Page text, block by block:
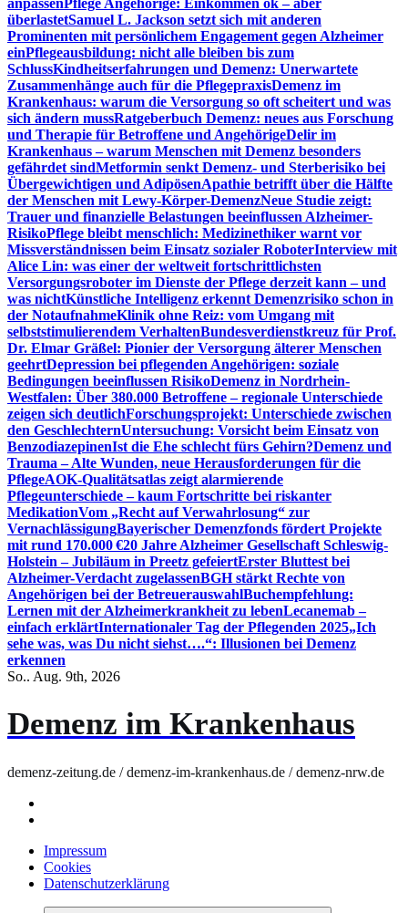
anpassenPflege Angehörige: Einkommen ok – aber
überlastetSamuel L. Jackson setzt sich mit anderen
Prominenten mit persönlichem Engagement gegen Alzheimer
einPflegeausbildung: nicht alle bleiben bis zum
SchlussKindheitserfahrungen und Demenz: Unerwartete
Zusammenhänge auch für die PflegepraxisDemenz im
Krankenhaus: warum die Versorgung so oft scheitert und was
sich ändern mussRatgeberbuch Demenz: neues aus Forschung
und Therapie für Betroffene und AngehörigeDelir im
Krankenhaus – warum Menschen mit Demenz besonders
gefährdet sindMetformin senkt Demenz- und Sterberisiko bei
Übergewichtigen und AdipösenApathie betrifft über die Hälfte
der Menschen mit Lewy-Körper-DemenzNeue Studie zeigt:
Trauer und finanzielle Belastungen beeinflussen Alzheimer-
RisikoPflege bleibt menschlich: Medizinethiker warnt vor
Missverständnissen beim Einsatz sozialer RoboterInterview mit
Alice Lin: was einer der weltweit fortschrittlichsten
Versorgungsroboter im Dienste der Pflege derzeit kann – und
was nichtKünstliche Intelligenz erkennt Demenzrisiko schon in
der NotaufnahmeKlinik ohne Reiz: vom Umgang mit
selbststimulierendem VerhaltenBundesverdienstkreuz für Prof.
Dr. Elmar Gräßel: Pionier der Versorgung älterer Menschen
geehrtDepression bei pflegenden Angehörigen: soziale
Bedingungen beeinflussen RisikoDemenz in Nordrhein-
Westfalen: Über 380.000 Betroffene – regionale Unterschiede
zeigen sich deutlichForschungsprojekt: Unterschiede zwischen
den GeschlechternUntersuchung: Vorsicht beim Einsatz von
BenzodiazepinenIst die Ehe schlecht fürs Gehirn?Demenz und
Trauma – Alte Wunden, neue Herausforderungen für die
PflegeAOK-Qualitätsatlas zeigt alarmierende
Pflegeunterschiede – kaum Fortschritte bei riskanter
MedikationVom „Recht auf Verwahrlosung“ zur
VernachlässigungBayerischer Demenzfonds fördert Projekte
mit rund 170.000 €20 Jahre Alzheimer Gesellschaft Schleswig-
Holstein – Jubiläum in Preetz gefeiertErster Bluttest bei
Alzheimer-Verdacht zugelassenBGH stärkt Rechte von
Angehörigen bei der BetreuerauswahlBuchempfehlung:
Lernen mit der Alzheimerkrankheit zu lebenLecanemab –
einfach erklärtInternationaler Tag der Pflegenden 2025„Ich
sehe was, was Du nicht siehst….“: Illusionen bei Demenz
erkennen
So.. Aug. 9th, 2026
Demenz im Krankenhaus
demenz-zeitung.de / demenz-im-krankenhaus.de / demenz-nrw.de
Impressum
Cookies
Datenschutzerklärung